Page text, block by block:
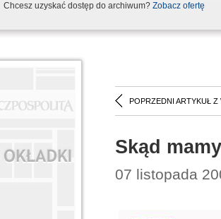
Chcesz uzyskać dostęp do archiwum? Zobacz ofertę
POPRZEDNI ARTYKUŁ Z
Skąd
07 listopada